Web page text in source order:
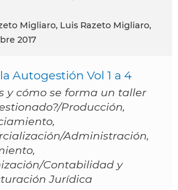
2017
Autogestión Vol 1 a 4
y cómo se forma un taller
Producción,
Administración,
Contabilidad y
Jurídica